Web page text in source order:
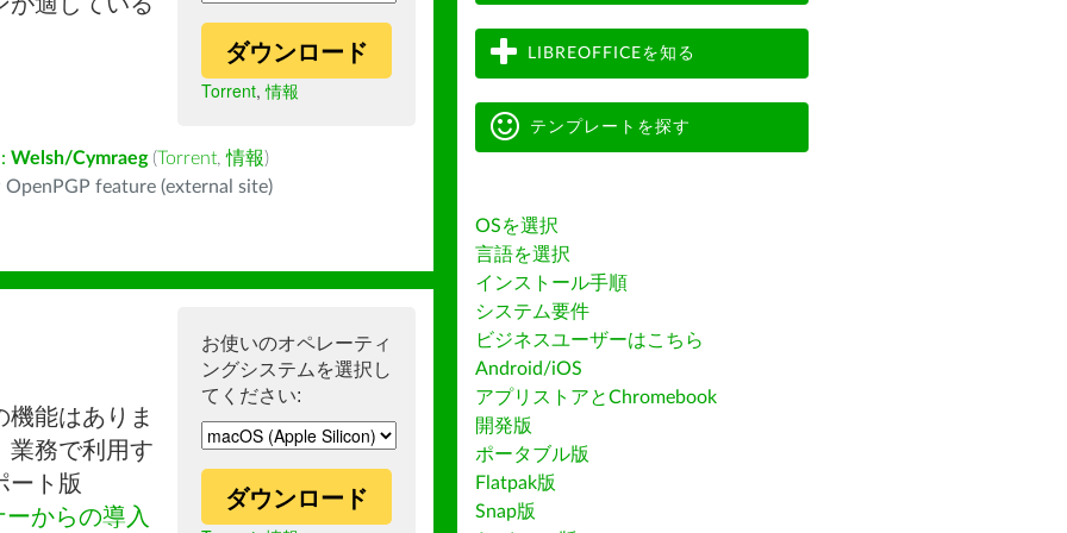
ダウンロード
Torrent,情報
Welsh/Cymraeg (Torrent,情報)
feature (external site)
お使いのオペレーティ
ングシステムを選択し
てください:
ダウンロード
能はありま
業務で利用す
ート版
からの導入
LIBREOFFICEを知る
テンプレートを探す
OSを選択
言語を選択
インストール手順
システム要件
ビジネスユーザーはこちら
Android/iOS
アプリストアとChromebook
開発版
ポータブル版
Flatpak版
Snap版